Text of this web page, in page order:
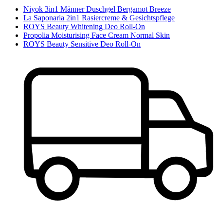
Niyok 3in1 Männer Duschgel Bergamot Breeze
La Saponaria 2in1 Rasiercreme & Gesichtspflege
ROYS Beauty Whitening Deo Roll-On
Propolia Moisturising Face Cream Normal Skin
ROYS Beauty Sensitive Deo Roll-On